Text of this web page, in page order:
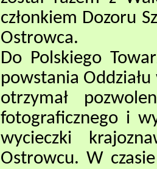
członkiem Dozoru
Ostrowca.
Do Polskiego
powstania
otrzymał
fotograficznego i
wycieczki
Ostrowcu. W